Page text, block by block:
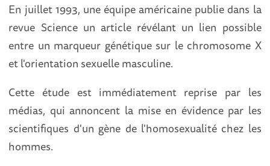
En juillet 1993, une équipe américaine publie dans la
revue Science un article révélant un lien possible
entre un marqueur génétique sur le chromosome X
et l'orientation sexuelle masculine.
Cette étude est immédiatement reprise par les
médias, qui annoncent la mise en évidence par les
scientifiques d'un gène de l'homosexualité chez les
hommes.